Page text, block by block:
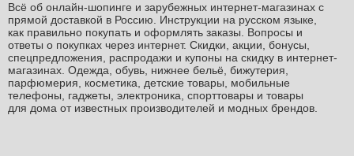
Всё об онлайн-шопинге и зарубежных интернет-магазинах c
прямой доставкой в Россию. Инструкции на русском языке,
как правильно покупать и оформлять заказы. Вопросы и
ответы о покупках через интернет. Скидки, акции, бонусы,
спецпредложения, распродажи и купоны на скидку в интернет-
магазинах. Одежда, обувь, нижнее бельё, бижутерия,
парфюмерия, косметика, детские товары, мобильные
телефоны, гаджеты, электроника, спорттовары и товары
для дома от известных производителей и модных брендов.